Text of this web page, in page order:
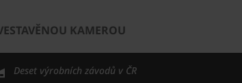
KAMEROU
Deset výrobních závodů v ČR